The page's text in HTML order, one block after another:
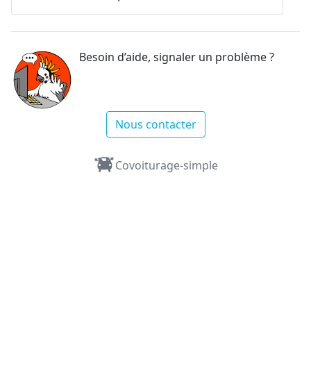
Besoin d’aide, signaler un problème ?
Nous contacter
Covoiturage-simple